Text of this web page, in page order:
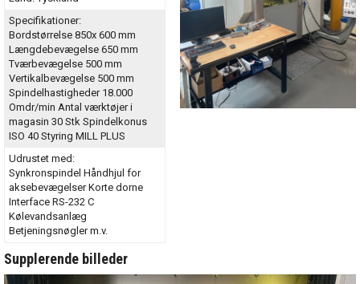
Specifikationer:
Bordstørrelse 850x 600 mm
Længdebevægelse 650 mm
Tværbevægelse 500 mm
Vertikalbevægelse 500 mm
Spindelhastigheder 18.000
Omdr/min Antal værktøjer i
magasin 30 Stk Spindelkonus
ISO 40 Styring MILL PLUS
Udrustet med:
Synkronspindel Håndhjul for
aksebevægelser Korte dorne
Interface RS-232 C
Kølevandsanlæg
Betjeningsnøgler m.v.
Supplerende billeder